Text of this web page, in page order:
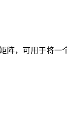
，可用于将一